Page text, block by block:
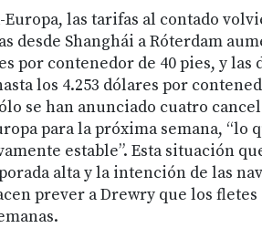
las tarifas al contado
desde Shanghái a Róterdam
por contenedor de 40 pies, y las
los 4.253 dólares por
se han anunciado cuatro
para la próxima semana, “lo
estable”. Esta situación
alta y la intención de las
prever a Drewry que los fletes